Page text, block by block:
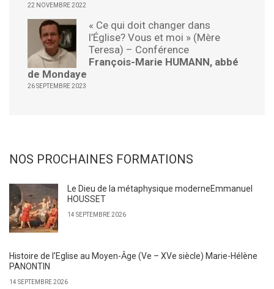
22 NOVEMBRE 2022
« Ce qui doit changer dans
l’Église? Vous et moi » (Mère
Teresa) – Conférence
François-Marie HUMANN, abbé
de Mondaye
26 SEPTEMBRE 2023
NOS PROCHAINES FORMATIONS
Le Dieu de la métaphysique moderneEmmanuel
HOUSSET
14 SEPTEMBRE 2026
Histoire de l’Eglise au Moyen-Ȃge (Ve – XVe siècle) Marie-Hélène
PANONTIN
14 SEPTEMBRE 2026